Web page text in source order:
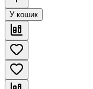
У кошик